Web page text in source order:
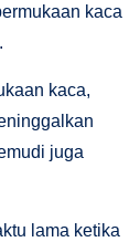
kaca
kaca,
juga
lama ketika